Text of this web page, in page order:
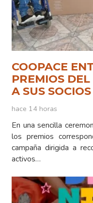
COOPACE
PREMIOS
A SUS
hace 14 horas
En una sencilla
los premios
campaña dirigida a
activos…